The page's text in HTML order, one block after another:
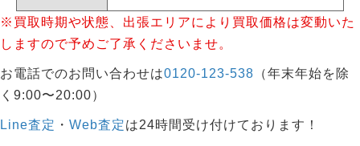
※買取時期や状態、出張エリアにより買取価格は変動いた
しますので予めご了承くださいませ。
お電話でのお問い合わせは0120-123-538 （年末年始を除
く9:00〜20:00）
Line査定 ・ Web査定は24時間受け付けております！